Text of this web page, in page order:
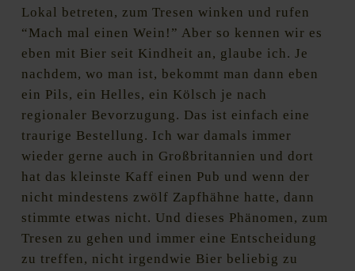
Lokal betreten, zum Tresen winken und rufen
“Mach mal einen Wein!” Aber so kennen wir es
eben mit Bier seit Kindheit an, glaube ich. Je
nachdem, wo man ist, bekommt man dann eben
ein Pils, ein Helles, ein Kölsch je nach
regionaler Bevorzugung. Das ist einfach eine
traurige Bestellung. Ich war damals immer
wieder gerne auch in Großbritannien und dort
hat das kleinste Kaff einen Pub und wenn der
nicht mindestens zwölf Zapfhähne hatte, dann
stimmte etwas nicht. Und dieses Phänomen, zum
Tresen zu gehen und immer eine Entscheidung
zu treffen, nicht irgendwie Bier beliebig zu